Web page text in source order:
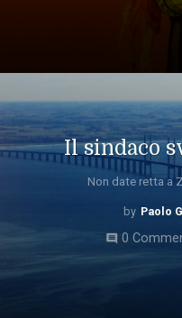
Il sindaco
Non date retta a
Paolo
comment0